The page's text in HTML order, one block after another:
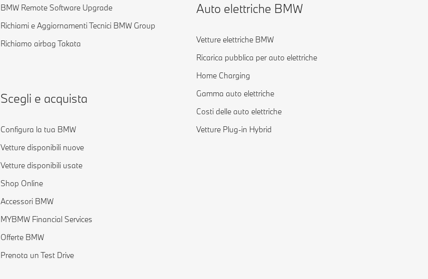
BMW Remote Software Upgrade
Richiami e Aggiornamenti Tecnici BMW Group
Richiamo airbag Takata
Scegli e acquista
Configura la tua BMW
Vetture disponibili nuove
Vetture disponibili usate
Shop Online
Accessori BMW
MYBMW Financial Services
Offerte BMW
Prenota un Test Drive
Auto elettriche BMW
Vetture elettriche BMW
Ricarica pubblica per auto elettriche
Home Charging
Gamma auto elettriche
Costi delle auto elettriche
Vetture Plug-in Hybrid